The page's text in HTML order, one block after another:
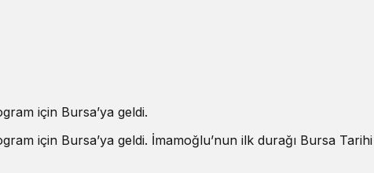
için Bursa’ya geldi.
için Bursa’ya geldi. İmamoğlu’nun ilk durağı Bursa